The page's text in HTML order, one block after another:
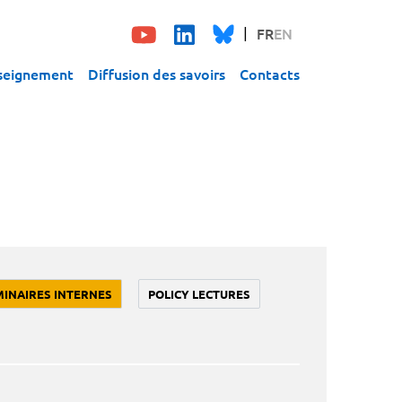
FREN
Diffusion des savoirs Contacts
INTERNES POLICY LECTURES